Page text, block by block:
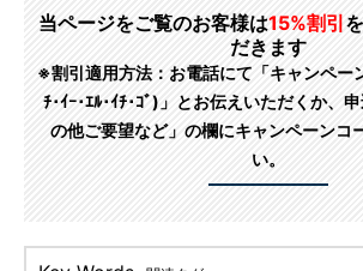
当ページをご覧のお客様は15%割引
だきます
※割引適用方法：お電話にて「キャンペー
ﾁ･ｲｰ･ｴﾙ･ｲﾁ･ｺﾞ)」とお伝えいただくか、
の他ご要望など」の欄にキャンペーンコ
い。